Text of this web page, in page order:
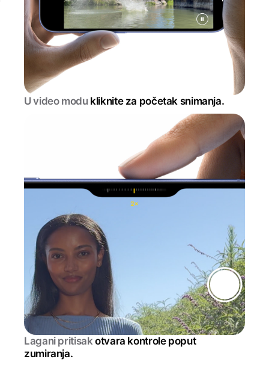
U video modu kliknite za početak snimanja.
Lagani pritisakotvara kontrole poput
zumiranja.